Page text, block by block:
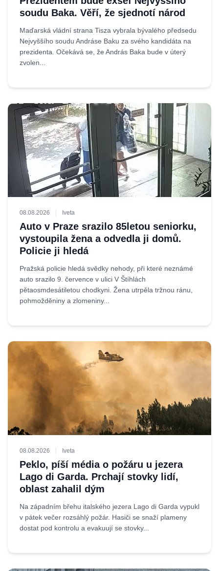
soudu Baka. Věří, že sjednotí národ
Maďarská vládní strana Tisza vybrala bývalého předsedu
Nejvyššího soudu Andráse Baku za svého kandidáta na
prezidenta. Očekává se, že András Baka bude v úterý
zvolen...
08.08.2026 Iveta
Auto v Praze srazilo 85letou seniorku,
vystoupila žena a odvedla ji domů.
Policie ji hledá
Pražská policie hledá svědky nehody, při které neznámé
auto srazilo 9. července v ulici V Štíhlách
pětaosmdesátiletou chodkyni. Žena utrpěla tržnou ránu,
pohmožděniny a zlomeniny...
08.08.2026 Iveta
Peklo, píší média o požáru u jezera
Lago di Garda. Prchají stovky lidí,
oblast zahalil dým
Na západním břehu italského jezera Lago di Garda vypukl
v pátek večer rozsáhlý požár. Hasiči se snaží plameny
dostat pod kontrolu a evakuují se stovky...